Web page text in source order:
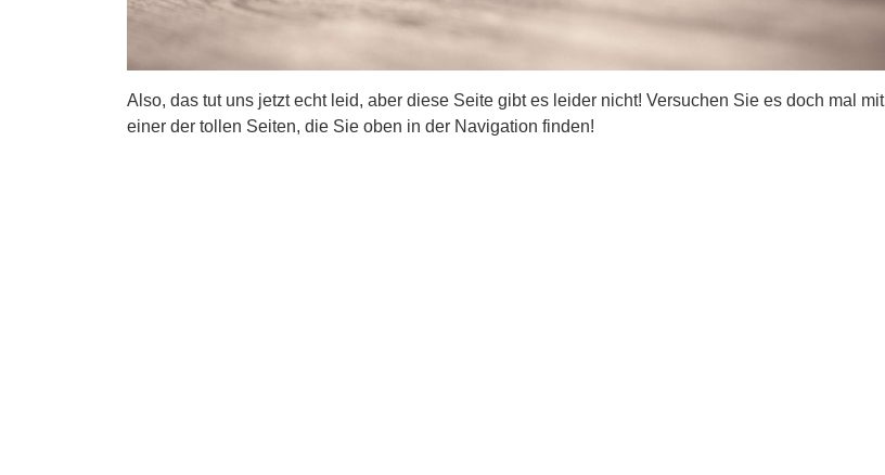
Also, das tut uns jetzt echt leid, aber diese Seite gibt es leider nicht! Versuchen Sie es doch mal mit
einer der tollen Seiten, die Sie oben in der Navigation finden!